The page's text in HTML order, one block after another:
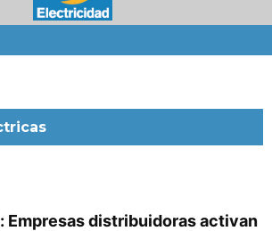
Empresas distribuidoras activan